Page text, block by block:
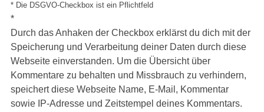
* Die DSGVO-Checkbox ist ein Pflichtfeld
*
Durch das Anhaken der Checkbox erklärst du dich mit der
Speicherung und Verarbeitung deiner Daten durch diese
Webseite einverstanden. Um die Übersicht über
Kommentare zu behalten und Missbrauch zu verhindern,
speichert diese Webseite Name, E-Mail, Kommentar
sowie IP-Adresse und Zeitstempel deines Kommentars.